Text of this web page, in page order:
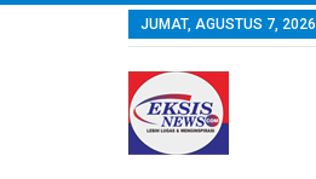
JUMAT, AGUSTUS 7, 2026